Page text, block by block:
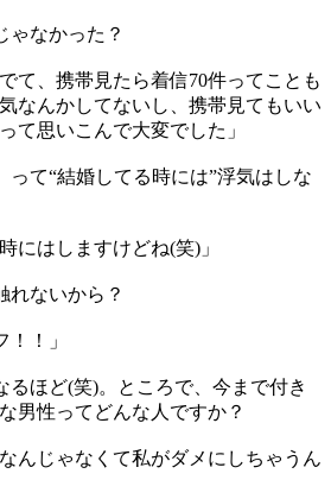
ゃなかった？
て、携帯見たら着信70件ってことも
なんかしてないし、携帯見てもいい
て思いこんで大変でした」
て“結婚してる時には”浮気はしな
にはしますけどね(笑)」
れないから？
！！」
ほど(笑)。ところで、今まで付き
男性ってどんな人ですか？
んじゃなくて私がダメにしちゃうん